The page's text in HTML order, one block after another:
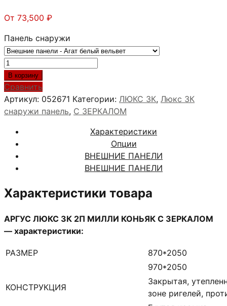
От 73,500 ₽
Панель снаружи
Количество
товара
АРГУС
ЛЮКС
3К
МИЛЛИ
КОНЬЯК
В корзину
Сравнить
Артикул: 052671 Категории: ЛЮКС 3К, Люкс 3К
снаружи панель, С ЗЕРКАЛОМ
Характеристики
Опции
ВНЕШНИЕ ПАНЕЛИ
ВНЕШНИЕ ПАНЕЛИ
Характеристики товара
АРГУС ЛЮКС 3К 2П МИЛЛИ КОНЬЯК С ЗЕРКАЛОМ
— характеристики:
РАЗМЕР
870*2050
970*2050
КОНСТРУКЦИЯ
Закрытая,
зоне ригелей,